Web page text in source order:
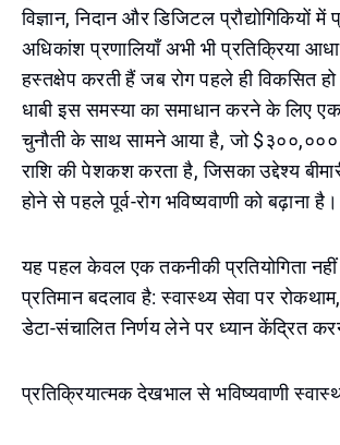
विज्ञान, निदान और डिजिटल प्रौद्योगिकियों
अधिकांश प्रणालियाँ अभी भी प्रतिक्रिया
हस्तक्षेप करती हैं जब रोग पहले ही विकसित
धाबी इस समस्या का समाधान करने के लिए एक
चुनौती के साथ सामने आया है, जो
राशि की पेशकश करता है, जिसका उद्देश्य
होने से पहले पूर्व-रोग भविष्यवाणी को बढ़ाना है।
यह पहल केवल एक तकनीकी प्रतियोगिता
प्रतिमान बदलाव है: स्वास्थ्य सेवा पर
डेटा-संचालित निर्णय लेने पर ध्यान केंद्रित
प्रतिक्रियात्मक देखभाल से भविष्यवाणी